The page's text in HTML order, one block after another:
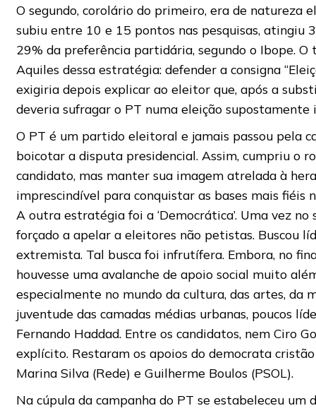
O segundo, corolário do primeiro, era de natureza
subiu entre 10 e 15 pontos nas pesquisas, atingiu
29% da preferência partidária, segundo o Ibope. O
Aquiles dessa estratégia: defender a consigna
exigiria depois explicar ao eleitor que, após a
deveria sufragar o PT numa eleição supostamente
O PT é um partido eleitoral e jamais passou pela
boicotar a disputa presidencial. Assim, cumpriu o
candidato, mas manter sua imagem atrelada à
imprescindível para conquistar as bases mais fiéis
A outra estratégia foi a ‘Democrática’. Uma vez no
forçado a apelar a eleitores não petistas. Buscou
extremista. Tal busca foi infrutífera. Embora, no
houvesse uma avalanche de apoio social muito
especialmente no mundo da cultura, das artes, da
juventude das camadas médias urbanas, poucos
Fernando Haddad. Entre os candidatos, nem Ciro
explícito. Restaram os apoios do democrata cristão
Marina Silva (Rede) e Guilherme Boulos (PSOL).
Na cúpula da campanha do PT se estabeleceu